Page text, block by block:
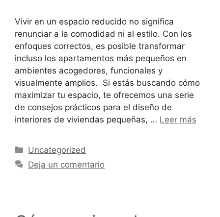
Vivir en un espacio reducido no significa
renunciar a la comodidad ni al estilo. Con los
enfoques correctos, es posible transformar
incluso los apartamentos más pequeños en
ambientes acogedores, funcionales y
visualmente amplios. Si estás buscando cómo
maximizar tu espacio, te ofrecemos una serie
de consejos prácticos para el diseño de
interiores de viviendas pequeñas, … Leer más
Uncategorized
Deja un comentario